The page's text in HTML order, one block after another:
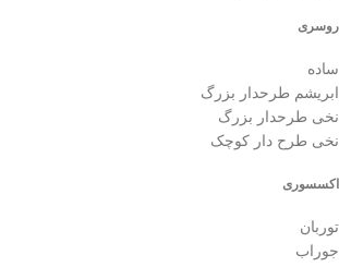
روسری
ساده
ابریشم طرحدار بزرگ
نخی طرحدار بزرگ
نخی طرح دار کوچک
اکسسوری
توربان
جوراب